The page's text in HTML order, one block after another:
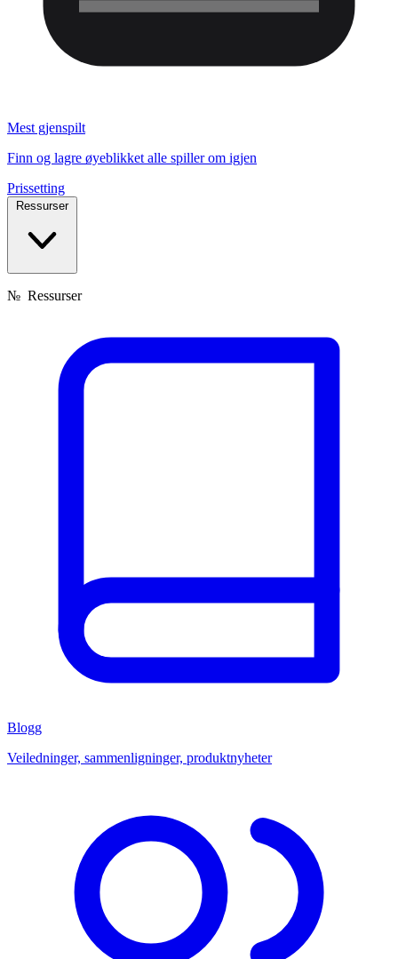
Mest gjenspilt
Finn og lagre øyeblikket alle spiller om igjen
Prissetting
Ressurser
№ Ressurser
Blogg
Veiledninger, sammenligninger, produktnyheter